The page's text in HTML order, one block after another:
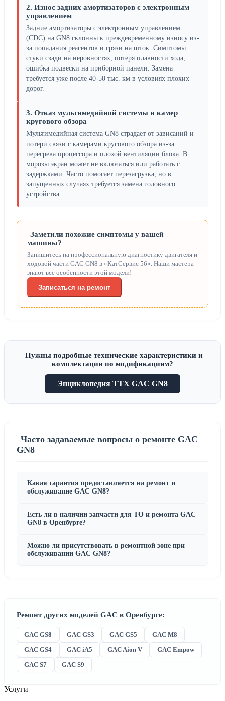
2. Износ задних амортизаторов с электронным
управлением
Задние амортизаторы с электронным управлением
(CDC) на GN8 склонны к преждевременному износу из-
за попадания реагентов и грязи на шток. Симптомы:
стуки сзади на неровностях, потеря плавности хода,
ошибка подвески на приборной панели. Замена
требуется уже после 40-50 тыс. км в условиях плохих
дорог.
3. Отказ мультимедийной системы и камер
кругового обзора
Мультимедийная система GN8 страдает от зависаний и
потери связи с камерами кругового обзора из-за
перегрева процессора и плохой вентиляции блока. В
морозы экран может не включаться или работать с
задержками. Часто помогает перезагрузка, но в
запущенных случаях требуется замена головного
устройства.
Заметили похожие симптомы у вашей
машины?
Запишитесь на профессиональную диагностику двигателя и
ходовой части GAC GN8 в «КатСервис 56». Наши мастера
знают все особенности этой модели!
Записаться на ремонт
Нужны подробные технические характеристики и
комплектации по модификациям?
Энциклопедия ТТХ GAC GN8
Часто задаваемые вопросы о ремонте GAC
GN8
Какая гарантия предоставляется на ремонт и
обслуживание GAC GN8?
Есть ли в наличии запчасти для ТО и ремонта GAC
GN8 в Оренбурге?
Можно ли присутствовать в ремонтной зоне при
обслуживании GAC GN8?
Ремонт других моделей GAC в Оренбурге:
GAC GS8 GAC GS3 GAC GS5
GAC M8
GAC GS4
GAC iA5 GAC Aion V
GAC Empow
GAC S7
GAC S9
Услуги